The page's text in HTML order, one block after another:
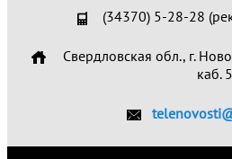
(34370) 5-28-28
Свердловская обл., г.
каб. 5